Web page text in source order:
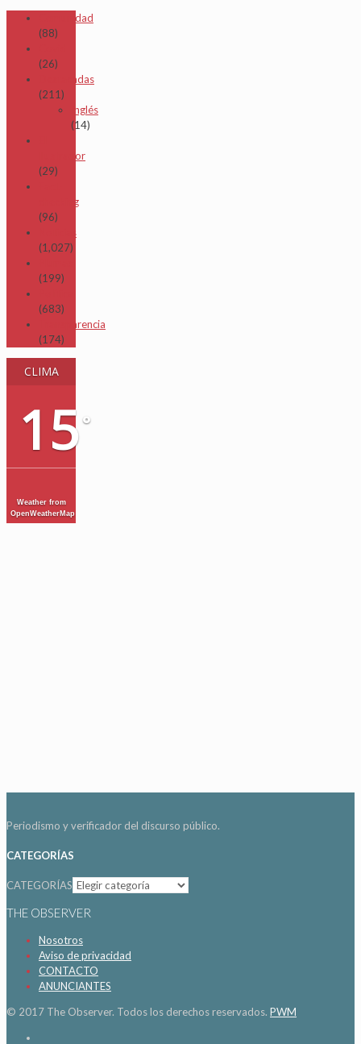
Comunidad
(88)
(26)
Destacadas
(211)
Inglés
(14)
Ilustrador
(29)
checking
(96)
Noticias
(1,027)
(199)
(683)
Transparencia
(174)
CLIMA
15°
Weather from
OpenWeatherMap
Periodismo y verificador del discurso público.
CATEGORÍAS
CATEGORÍAS
THE OBSERVER
Nosotros
Aviso de privacidad
CONTACTO
ANUNCIANTES
© 2017 The Observer. Todos los derechos reservados. PWM